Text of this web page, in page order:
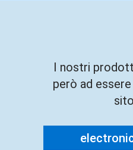
I nostri
però ad